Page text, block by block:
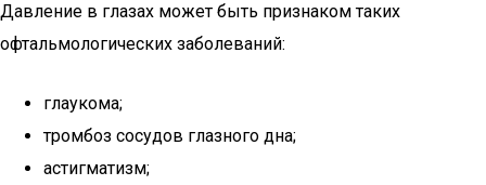
Давление в глазах может быть признаком таких
офтальмологических заболеваний:
глаукома;
тромбоз сосудов глазного дна;
астигматизм;